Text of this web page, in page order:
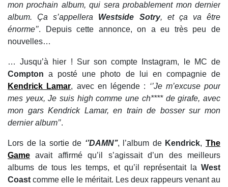
mon prochain album, qui sera probablement mon dernier
album. Ça s’appellera Westside Sotry, et ça va être
énorme’’. Depuis cette annonce, on a eu très peu de
nouvelles…
… Jusqu’à hier ! Sur son compte Instagram, le MC de
Comptona posté une photo de lui en compagnie de
Kendrick Lamar, avec en légende : ‘’Je m’excuse pour
mes yeux, Je suis high comme une ch**** de girafe, avec
mon gars Kendrick Lamar, en train de bosser sur mon
dernier album’’.
Lors de la sortie de ‘’DAMN’’, l’album de Kendrick,The
Game avait affirmé qu’il s’agissait d’un des meilleurs
albums de tous les temps, et qu’il représentait la West
Coast comme elle le méritait. Les deux rappeurs venant au